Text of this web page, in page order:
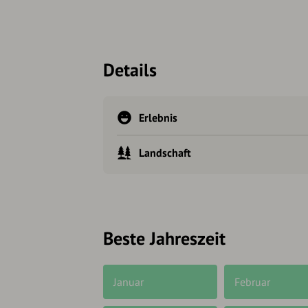
Details
Erlebnis
Landschaft
Beste Jahreszeit
Januar Februar